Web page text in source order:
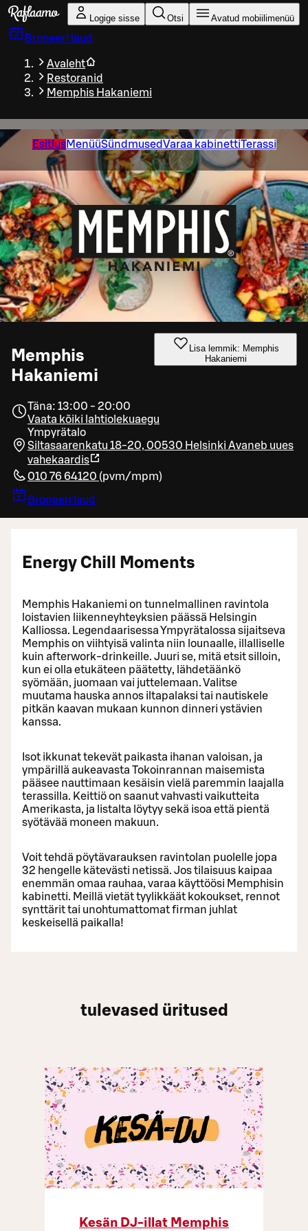
Liigu peamise sisu juurde
Logige sisse Otsi Avatud mobiilimenüü
Broneeri laud
Avaleht
Restoranid
Memphis Hakaniemi
EsitlusMenüüSündmusedVaraa kabinettiTerassi
Memphis
Hakaniemi
Lisa lemmik: Memphis
Hakaniemi
Täna: 13:00 - 20:00
Vaata kõiki lahtiolekuaegu
Ympyrätalo
Siltasaarenkatu 18-20, 00530 Helsinki Avaneb uues
vahekaardis
010 76 64120 (pvm/mpm)
Broneeri laud
Energy Chill Moments
Memphis Hakaniemi on tunnelmallinen ravintola
loistavien liikenneyhteyksien päässä Helsingin
Kalliossa. Legendaarisessa Ympyrätalossa sijaitseva
Memphis on viihtyisä valinta niin lounaalle, illalliselle
kuin afterwork-drinkeille. Juuri se, mitä etsit silloin,
kun ei olla etukäteen päätetty, lähdetäänkö
syömään, juomaan vai juttelemaan. Valitse
muutama hauska annos iltapalaksi tai nautiskele
pitkän kaavan mukaan kunnon dinneri ystävien
kanssa.
Isot ikkunat tekevät paikasta ihanan valoisan, ja
ympärillä aukeavasta Tokoinrannan maisemista
pääsee nauttimaan kesäisin vielä paremmin laajalla
terassilla. Keittiö on saanut vahvasti vaikutteita
Amerikasta, ja listalta löytyy sekä isoa että pientä
syötävää moneen makuun.
Voit tehdä pöytävarauksen ravintolan puolelle jopa
32 hengelle kätevästi netissä. Jos tilaisuus kaipaa
enemmän omaa rauhaa, varaa käyttöösi Memphisin
kabinetti. Meillä vietät tyylikkäät kokoukset, rennot
synttärit tai unohtumattomat firman juhlat
keskeisellä paikalla!
tulevased üritused
Kesän DJ-illat Memphis